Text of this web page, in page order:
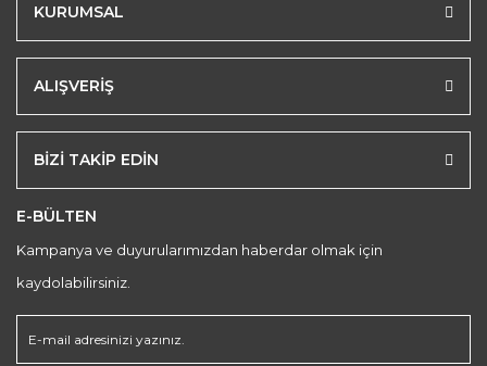
KURUMSAL
ALIŞVERİŞ
BİZİ TAKİP EDİN
E-BÜLTEN
Kampanya ve duyurularımızdan haberdar olmak için
kaydolabilirsiniz.